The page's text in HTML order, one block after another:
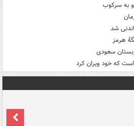
به سرکوب
شد
هرمز
سعودی
که خود ویران کرد